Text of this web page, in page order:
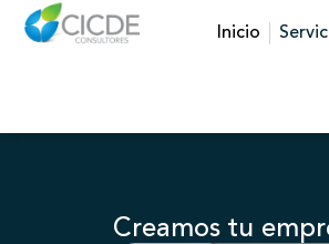
Inicio
Creamos tu